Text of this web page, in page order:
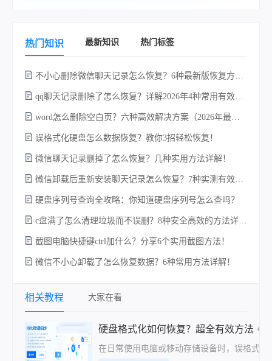
热门知识 最新知识 热门标签
不小心删除微信聊天记录怎么恢复？6种最新版恢复方法对比，选对方案找回率提升80%！
qq聊天记录删除了怎么恢复？详解2026年4种常用有效的方法（支持.db数据库提取）
word怎么删除空白页？六种高效解决方案（2026年最新实操指南）！
误格式化硬盘怎么数据恢复？教你3招轻松恢复！
微信聊天记录删掉了怎么恢复？几种实用方法详解！
微信卸载后重新安装聊天记录怎么恢复？7种实测有效的恢复方案详解！
硬盘序列号查询全攻略：你知道硬盘序列号怎么查吗？
c盘满了怎么清理垃圾而不误删？8种安全高效的方法详解+误删恢复指南！
截图电脑快捷键ctrl加什么？分享6个实用截图方法！
微信不小心卸载了怎么恢复数据？6种常用方法详解！
相关教程 大家在看
硬盘格式化如何恢复？超全有效方法 +
在日常使用电脑或移动存储设备时，误格式